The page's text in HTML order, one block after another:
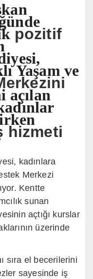
pozitif
Yaşam ve
açılan
hizmeti
kadınlara
Merkezi
Kentte
sunan
açtığı kurslar
üzerinde
sıra el becerilerini
sayesinde iş